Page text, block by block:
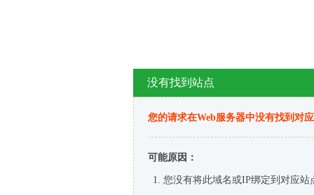
没有找到站点
您的请求在Web服务器中没有找到对
可能原因：
您没有将此域名或IP绑定到对应站